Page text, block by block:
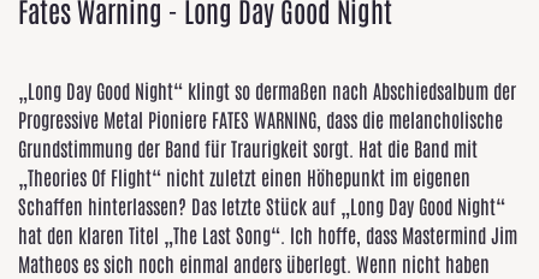
Fates Warning - Long Day Good Night
„Long Day Good Night“ klingt so dermaßen nach Abschiedsalbum der
Progressive Metal Pioniere FATES WARNING, dass die melancholische
Grundstimmung der Band für Traurigkeit sorgt. Hat die Band mit
„Theories Of Flight“ nicht zuletzt einen Höhepunkt im eigenen
Schaffen hinterlassen? Das letzte Stück auf „Long Day Good Night“
hat den klaren Titel „The Last Song“. Ich hoffe, dass Mastermind Jim
Matheos es sich noch einmal anders überlegt. Wenn nicht haben